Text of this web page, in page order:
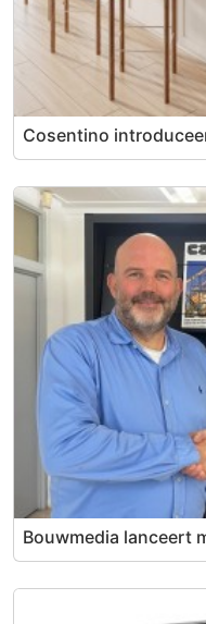
Cosentino
Bouwmedia lanceert